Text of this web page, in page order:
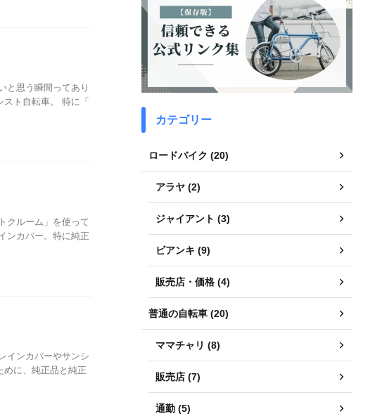
と思う瞬間ってあり
スト自転車。 特に「
クルーム」を使って
ンカバー。特に純正
インカバーやサンシ
めに、純正品と純正
カテゴリー
ロードバイク (20)
アラヤ (2)
ジャイアント (3)
ビアンキ (9)
販売店・価格 (4)
普通の自転車 (20)
ママチャリ (8)
販売店 (7)
通勤 (5)